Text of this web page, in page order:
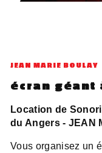
JEAN MARIE BOULAY
écran géant
Location de
du Angers - JEAN
Vous organisez un